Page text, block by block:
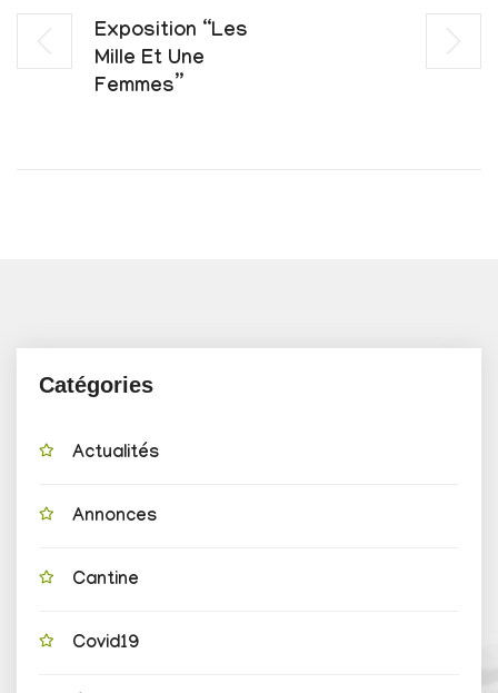
Exposition “Les
Mille Et Une
Femmes”
Catégories
Actualités
Annonces
Cantine
Covid19